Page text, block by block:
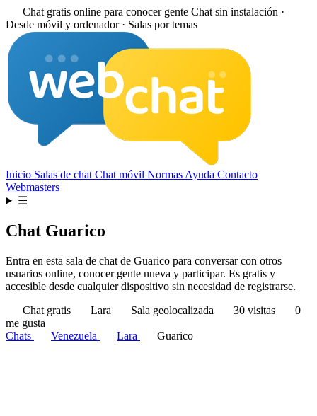
Chat gratis online para conocer gente Chat sin instalación ·
Desde móvil y ordenador · Salas por temas
Inicio Salas de chat Chat móvil Normas Ayuda Contacto
Webmasters
☰
Chat Guarico
Entra en esta sala de chat de Guarico para conversar con otros
usuarios online, conocer gente nueva y participar. Es gratis y
accesible desde cualquier dispositivo sin necesidad de registrarse.
Chat gratis
Lara Sala geolocalizada 30 visitas
0
me gusta
Chats
Venezuela Lara Guarico